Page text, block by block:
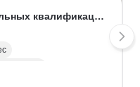
Институт профессиональных квалификаций